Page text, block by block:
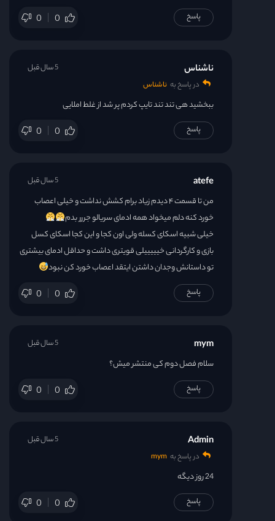
0 0 پاسخ
ناشناس
در پاسخ به ناشناس
ببخشید هی تند تند تایپ کردم پر شد از غلط املایی
0 0
5 سال قبل
پاسخ
atefe
من تا قسمت ۴ دیدم زیاد برام کشش نداشت و خیلی اعصاب
خورد کنه دلم میخواد همه ادمای سریالو جررر بدم
خیلی شبیه اسکای کسله ولی اون کجا و این کجا اسکای کسل
بازی و کارگردانی خیییییلی قویتری داشت و حداقل ادمای بیشتری
تو داستانش وجدان داشتن ایتقد اعصاب خورد کن نبود
0 0
5 سال قبل
پاسخ
mym
سلام فصل دوم کی منتشر میش؟
0 0
5 سال قبل
پاسخ
Admin
در پاسخ به mym
24 روز دیگه
0 0
5 سال قبل
پاسخ